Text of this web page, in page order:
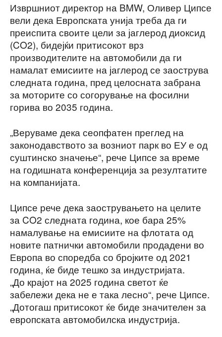
Извршниот директор на BMW, Оливер Ципсе
вели дека Европската унија треба да ги
преиспита своите цели за јаглерод диоксид
(CO2), бидејќи притисокот врз
производителите на автомобили да ги
намалат емисиите на јаглерод се заострува
следната година, пред целосната забрана
за моторите со согорување на фосилни
горива во 2035 година.
„Веруваме дека сеопфатен преглед на
законодавството за возниот парк во ЕУ е од
суштинско значење“, рече Ципсе за време
на годишната конференција за резултатите
на компанијата.
Ципсе рече дека заострувањето на целите
за CO2 следната година, кое бара 25%
намалување на емисиите на флотата од
новите патнички автомобили продадени во
Европа во споредба со бројките од 2021
година, ќе биде тешко за индустријата.
„До крајот на 2025 година светот ќе
забележи дека не е така лесно“, рече Ципсе.
„Дотогаш притисокот ќе биде значителен за
европската автомобилска индустрија.